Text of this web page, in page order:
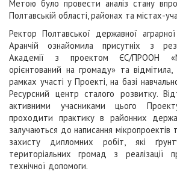
Метою було провести аналіз стану
Полтавській області, районах та містах-
Ректор Полтавської державної
Аранчій ознайомила присутніх з
Академії з проектом ЄС/ПРООН
орієнтований на громаду» та
рамках участі у Проекті, на базі
Ресурсний центр сталого розвитку.
активними учасниками цього
проходити практику в районних
залучаються до написання мікропроектів
захисту дипломних робіт, які
територіальних громад з реалізації
технічної допомоги.